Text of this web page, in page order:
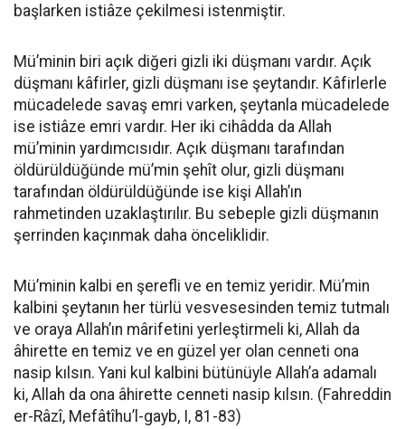
başlarken istiâze çekilmesi istenmiştir.
Mü’minin biri açık diğeri gizli iki düşmanı vardır. Açık
düşmanı kâfirler, gizli düşmanı ise şeytandır. Kâfirlerle
mücadelede savaş emri varken, şeytanla mücadelede
ise istiâze emri vardır. Her iki cihâdda da Allah
mü’minin yardımcısıdır. Açık düşmanı tarafından
öldürüldüğünde mü’min şehît olur, gizli düşmanı
tarafından öldürüldüğünde ise kişi Allah’ın
rahmetinden uzaklaştırılır. Bu sebeple gizli düşmanın
şerrinden kaçınmak daha önceliklidir.
Mü’minin kalbi en şerefli ve en temiz yeridir. Mü’min
kalbini şeytanın her türlü vesvesesinden temiz tutmalı
ve oraya Allah’ın mârifetini yerleştirmeli ki, Allah da
âhirette en temiz ve en güzel yer olan cenneti ona
nasip kılsın. Yani kul kalbini bütünüyle Allah’a adamalı
ki, Allah da ona âhirette cenneti nasip kılsın. (Fahreddin
er-Râzî, Mefâtîhu’l-gayb, I, 81-83)